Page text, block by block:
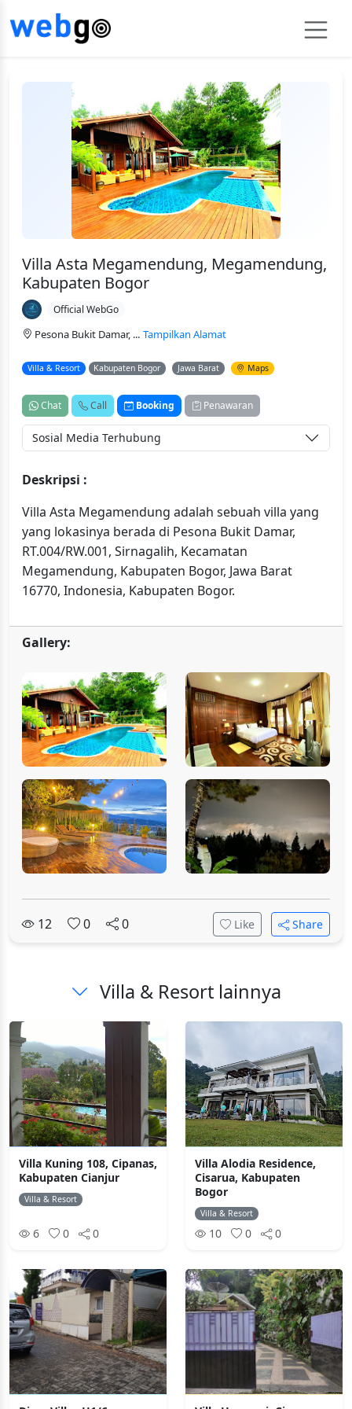
Villa Asta Megamendung, Megamendung,
Kabupaten Bogor
Official WebGo
Pesona Bukit Damar, ... Tampilkan Alamat
Villa & Resort Kabupaten Bogor Jawa Barat Maps
Chat Call Booking Penawaran
Sosial Media Terhubung
Deskripsi :
Villa Asta Megamendung adalah sebuah villa yang
yang lokasinya berada di Pesona Bukit Damar,
RT.004/RW.001, Sirnagalih, Kecamatan
Megamendung, Kabupaten Bogor, Jawa Barat
16770, Indonesia, Kabupaten Bogor.
Gallery:
12 0 0 Like Share
Villa & Resort lainnya
Villa Kuning 108, Cipanas,
Kabupaten Cianjur
Villa & Resort
6 0 0
Villa Alodia Residence,
Cisarua, Kabupaten
Bogor
Villa & Resort
10 0 0